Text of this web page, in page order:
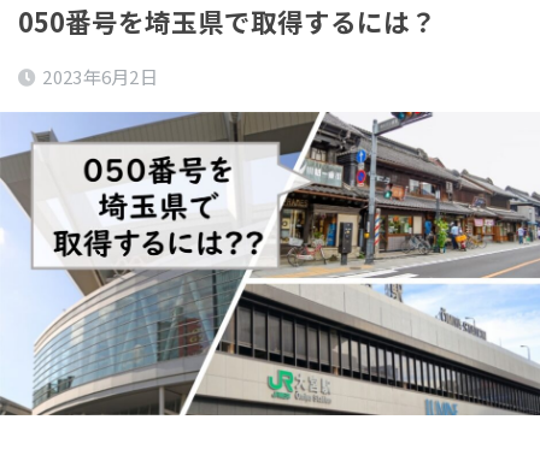
050番号を埼玉県で取得するには？
2023年6月2日